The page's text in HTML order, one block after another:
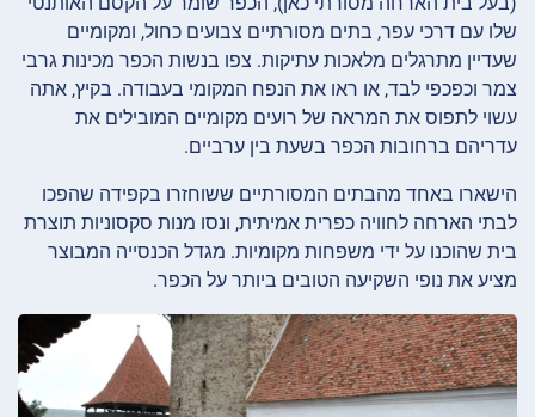
שלו עם דרכי עפר, בתים מסורתיים צבועים כחול, ומקומיים
שעדיין מתרגלים מלאכות עתיקות. צפו בנשות הכפר מכינות גרבי
צמר וכפכפי לבד, או ראו את הנפח המקומי בעבודה. בקיץ, אתה
עשוי לתפוס את המראה של רועים מקומיים המובילים את
עדריהם ברחובות הכפר בשעת בין ערביים.
הישארו באחד מהבתים המסורתיים ששוחזרו בקפידה שהפכו
לבתי הארחה לחוויה כפרית אמיתית, ונסו מנות סקסוניות תוצרת
בית שהוכנו על ידי משפחות מקומיות. מגדל הכנסייה המבוצר
מציע את נופי השקיעה הטובים ביותר על הכפר.